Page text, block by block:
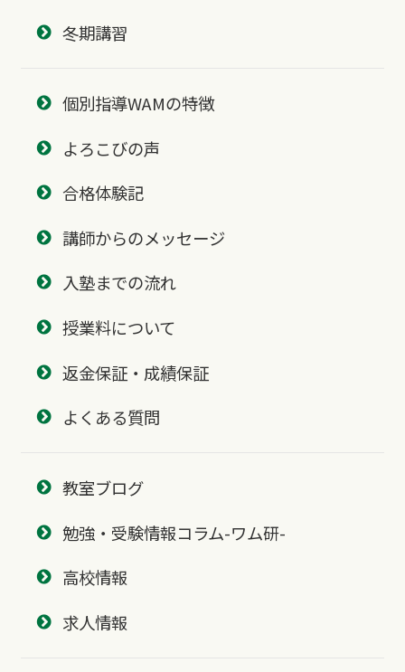
冬期講習
個別指導WAMの特徴
よろこびの声
合格体験記
講師からのメッセージ
入塾までの流れ
授業料について
返金保証・成績保証
よくある質問
教室ブログ
勉強・受験情報コラム-ワム研-
高校情報
求人情報